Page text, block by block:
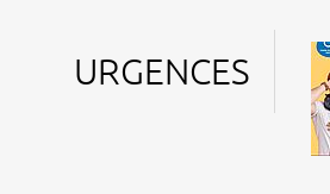
URGENCES